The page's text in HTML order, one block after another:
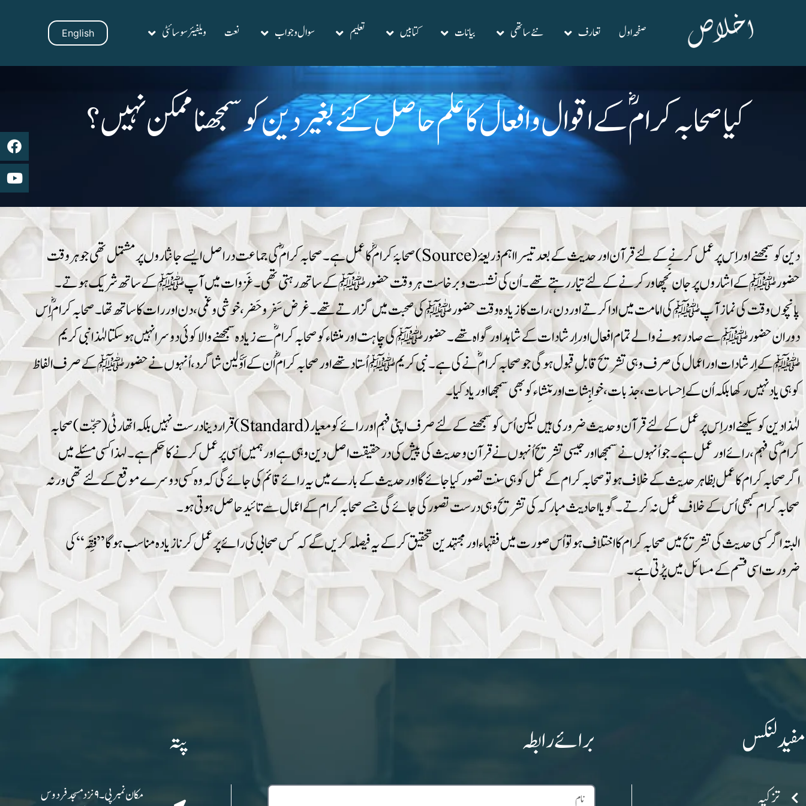
صفحہ اول تعارف نئے ساتھی بیانات کتابیں تعلیم سوال وجواب نعت ویلفیئر سوسائٹی English
کیا صحابہ کرامؓ کے اقوال و افعال کا علم حاصل کئے بغیردین کو سمجھنا ممکن نہیں؟
دین کو سمجھنے اور اِس پر عمل کرنے کے لئے قرآن اور حدیث کے بعد تیسرا اہم ذریعۂ (Source) صحابۂ کرامؓ کا عمل ہے۔ صحابہ کرامؓ کی جماعت دراصل ایسے جانثاروں پر مشتمل تھی جو ہروقت
حضور ﷺ کے اشاروں پر جان نَچھا ور کرنے کے لئے تیار رہتے تھے۔ اُن کی نشست و برخاست ہر وقت حضورﷺ کے ساتھ رہتی تھی۔ غَزوات میں آپ ﷺ کے ساتھ شریک ہوتے ۔
پانچوں وقت کی نماز آپ ﷺ کی امامت میں ادا کرتے اور دن ، رات کا زیادہ وقت حضور ﷺ کی صحبت میں گزارتے تھے۔ غرض سَفر و حَضر ،خوشی و غمی، دن اور رات کا ساتھ تھا۔ صحابہ کرامؓ اِس
دوران حضور ﷺ سے صادر ہونے والے تمام افعال اور اِرشادات کے شاہد اور گواہ تھے۔ حضور ﷺ کی چاہت اور منشاء کو صحابہ کرامؓ سے زیادہ سمجھنے والا کوئی دوسرا نہیں ہو سکتالہٰذا نبی کریم
ﷺ کے اِرشادات اور اعمال کی صرف وہی تشریح قابل ِقبول ہو گی جو صحابہ کرامؓ نے کی ہے۔ نبی کریم ﷺ اُستاد تھے اور صحابہ کرامؓ اُن کے اَوَّلین شاگرد، اُنہوں نے حضورﷺ کے صرف الفاظ
کو ہی یاد نہیں رکھا بلکہ اُن کے اِحساسات ، جذبات ، خواہِشات اور مَنشاء کو بھی سمجھا اور یاد کیا۔
لہٰذا دین کو سیکھنے اور اِس پر عمل کے لئے قرآن و حدیث ضروری ہیں لیکن اُس کو سمجھنے کے لئے صرف اپنی فہم اور رائے کو معیار (Standard) قرار دینا درست نہیں بلکہ اتھارٹی ( حجّت) صحابہ
کرامؓ کی فہم ، رائے اور عمل ہے۔ جو اُنہوں نے سمجھا اور جیسی تشریح اُنہوں نے قرآن و حدیث کی پیش کی در حقیقت اصل دین وہی ہے اور ہمیں اُسی پر عمل کرنے کا حکم ہے ۔ لہذا کسی مسئلےمیں
اگرصحابہ کرام کا عمل بظاہر حدیث کے خلاف ہو توصحابہ کرام کے عمل کو ہی سنت تصور کیا جائے گا اور حدیث کے بارے میں یہ رائے قائم کی جائے گی کہ وہ کسی دوسرے موقع کے لئے تھی ورنہ
صحابہ کرام کبھی اُس کے خلاف عمل نہ کرتے۔گویا احادیث مبارکہ کی تشریح وہی درست تصور کی جائے گی جسے صحابہ کرام کے اعمال سے تائید حاصل ہوتی ہو۔
البتہ اگرکسی حدیث کی تشریح میں صحابہ کرام کا اختلاف ہو تواُس صورت میں فقہاءاور مجتہدین تحقیق کرکے یہ فیصلہ کریں گے کہ کس صحابی کی رائے پر عمل کرنا زیادہ مناسب ہوگا’’فِقَہ‘‘ کی
ضرورت اسی قسم کے مسائل میں پڑتی ہے۔
مفید لنکس
تزکیہ
برائے رابطہ پتہ
مکان نمبر پی۔۹ نزد مسجد فردوس